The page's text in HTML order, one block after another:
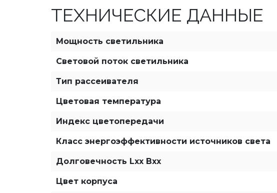
ТЕХНИЧЕСКИЕ ДАННЫЕ
Мощность светильника
Световой поток светильника
Тип рассеивателя
Цветовая температура
Индекс цветопередачи
Класс энергоэффективности источников света
Долговечность Lxx Bxx
Цвет корпуса